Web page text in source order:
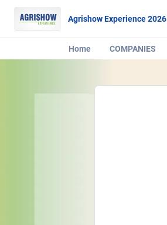
Agrishow Experience 2026
Home COMPANIES